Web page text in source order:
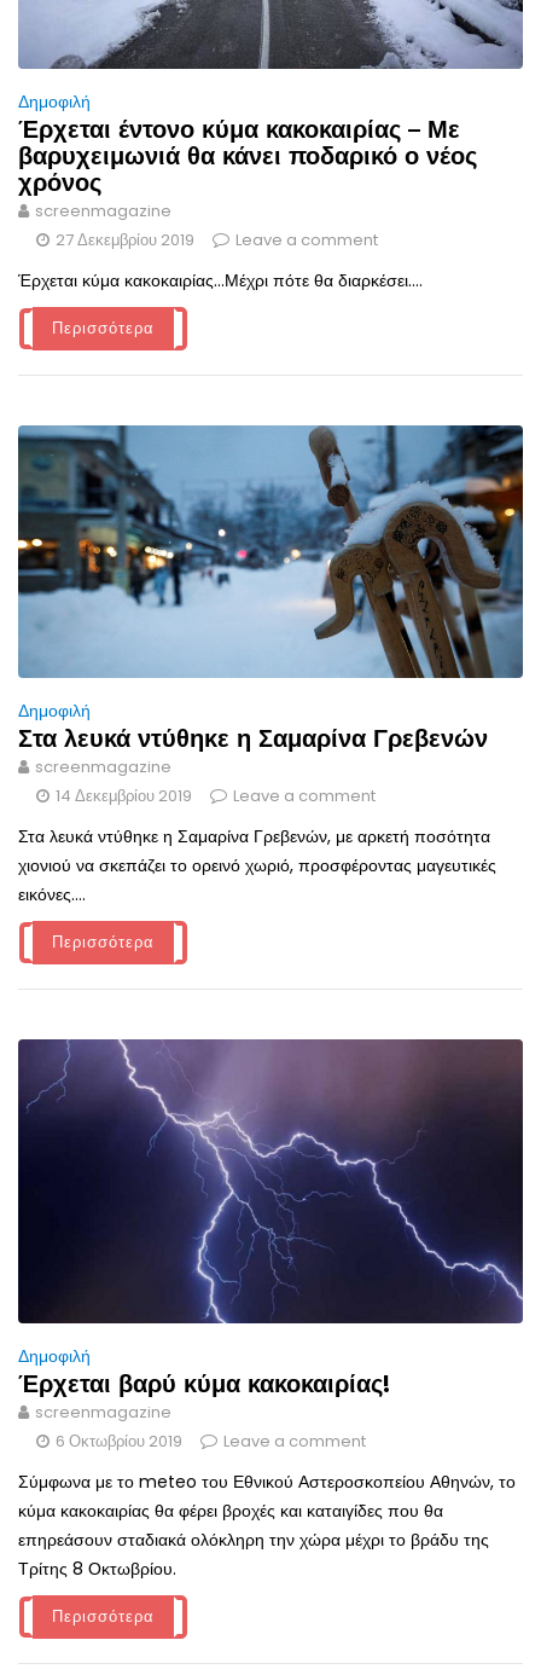
Δημοφιλή
Έρχεται έντονο κύμα κακοκαιρίας – Με
βαρυχειμωνιά θα κάνει ποδαρικό ο νέος
χρόνος
screenmagazine
27 Δεκεμβρίου 2019
Leave a comment
Έρχεται κύμα κακοκαιρίας...Μέχρι πότε θα διαρκέσει....
Περισσότερα
Δημοφιλή
Στα λευκά ντύθηκε η Σαμαρίνα Γρεβενών
screenmagazine
14 Δεκεμβρίου 2019
Leave a comment
Στα λευκά ντύθηκε η Σαμαρίνα Γρεβενών, με αρκετή ποσότητα
χιονιού να σκεπάζει το ορεινό χωριό, προσφέροντας μαγευτικές
εικόνες....
Περισσότερα
Δημοφιλή
Έρχεται βαρύ κύμα κακοκαιρίας!
screenmagazine
6 Οκτωβρίου 2019
Leave a comment
Σύμφωνα με το meteo του Εθνικού Αστεροσκοπείου Αθηνών, το
κύμα κακοκαιρίας θα φέρει βροχές και καταιγίδες που θα
επηρεάσουν σταδιακά ολόκληρη την χώρα μέχρι το βράδυ της
Τρίτης 8 Οκτωβρίου.
Περισσότερα